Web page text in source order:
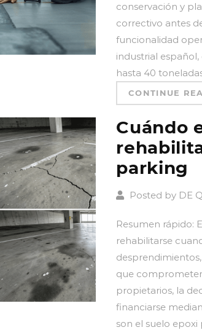
conservación y
correctivo antes
funcionalidad
industrial
hasta 40
CONTINUE
Cuándo
parking
Posted by DE
Resumen rápido:
rehabilitarse
que
propietarios, la
financiarse
son el suelo epoxi